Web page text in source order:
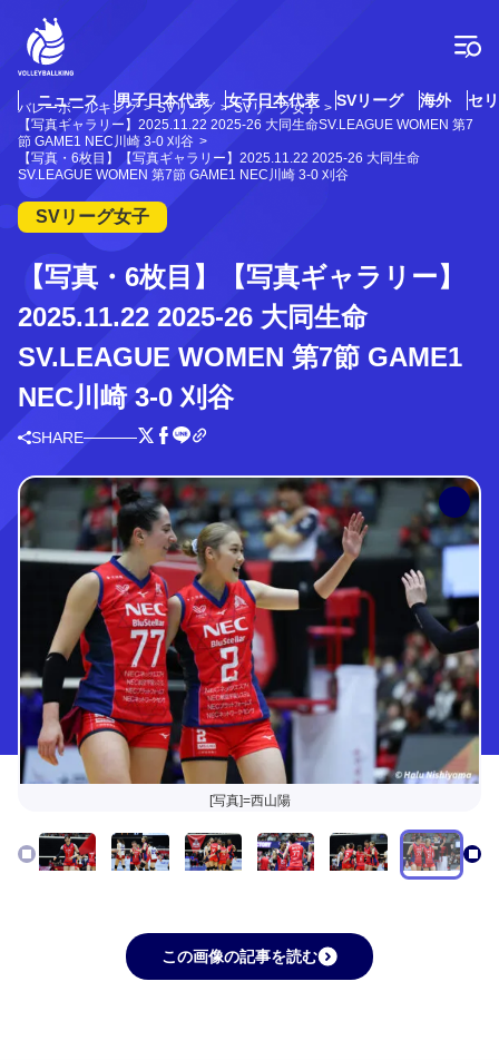
テ
ツ
プ
ニュース 男子日本代表 女子日本代表 SVリーグ 海外 セ
バレーボールキング SVリーグ
SVリーグ女子
【写真ギャラリー】2025.11.22 2025-26 大同生命SV.LEAGUE WOMEN 第7
節 GAME1 NEC川崎 3-0 刈谷
【写真・6枚目】【写真ギャラリー】2025.11.22 2025-26 大同生命
SV.LEAGUE WOMEN 第7節 GAME1 NEC川崎 3-0 刈谷
SVリーグ女子
【写真・6枚目】【写真ギャラリー】
2025.11.22 2025-26 大同生命
SV.LEAGUE WOMEN 第7節 GAME1
NEC川崎 3-0 刈谷
SHARE
[写真]=西山陽
この画像の記事を読む